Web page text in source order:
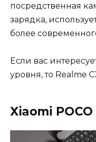
посредственная
зарядка,
более
Если вас
уровня, то Realme
Xiaomi